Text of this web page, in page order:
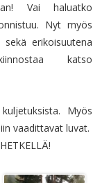
Vai haluatko
Nyt myös
erikoisuutena
katso
Myös
vaadittavat luvat.